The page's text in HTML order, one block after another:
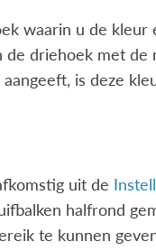
waarin u de kleur
driehoek met de
is deze
uit de
halfrond
te kunnen